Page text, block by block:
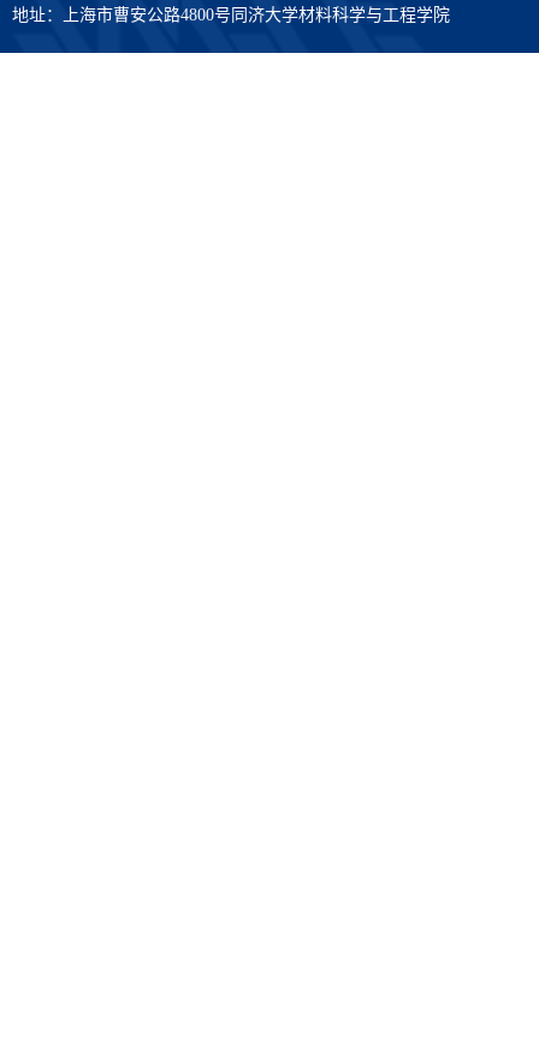
地址：上海市曹安公路4800号同济大学材料科学与工程学院